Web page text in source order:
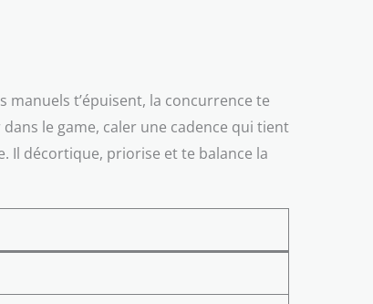
t’épuisent, la concurrence te
le game, caler une cadence qui tient
Il décortique, priorise et te balance la